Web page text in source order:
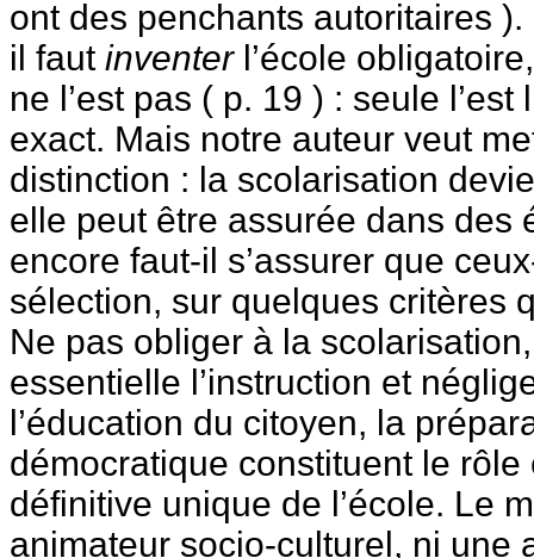
ont des penchants autoritaires
il faut inventerl’école
ne l’est pas ( p. 19 ) : seule
exact. Mais notre auteur veut
distinction : la scolarisation
elle peut être assurée dans des
encore faut-il s’assurer que
sélection, sur quelques critères
Ne pas obliger à la
essentielle l’instruction et
l’éducation du citoyen, la
démocratique constituent le rôle
définitive unique de l’école. Le
animateur socio-culturel, ni une